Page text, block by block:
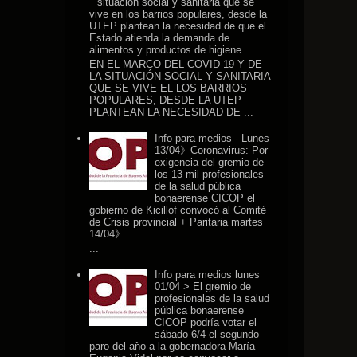
vive en los barrios populares, desde la
UTEP plantean la necesidad de que el
Estado atienda la demanda de
alimentos y productos de higiene
EN EL MARCO DEL COVID-19 Y DE
LA SITUACIÓN SOCIAL Y SANITARIA
QUE SE VIVE EL LOS BARRIOS
POPULARES, DESDE LA UTEP
PLANTEAN LA NECESIDAD DE ...
Info para medios - Lunes
13/04》Coronavirus: Por
exigencia del gremio de
los 13 mil profesionales
de la salud pública
bonaerense CICOP el
gobierno de Kicillof convocó al Comité
de Crisis provincial + Paritaria martes
14/04》
Info para medios lunes
01/04 > El gremio de
profesionales de la salud
pública bonaerense
CICOP podría votar el
sábado 6/4 el segundo
paro del año a la gobernadora María